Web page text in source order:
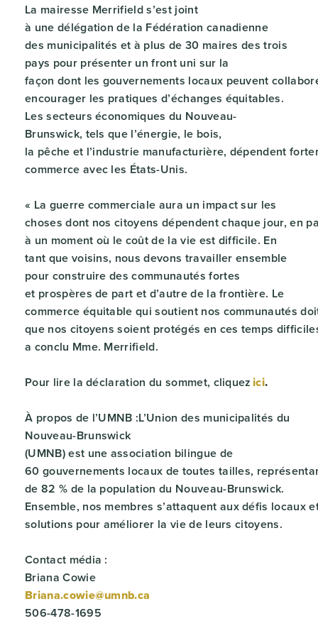
La mairesse Merrifield s’est joint
à une délégation de la Fédération canadienne
des municipalités et à plus de 30 maires des trois
pays pour présenter un front uni sur la
façon dont les gouvernements locaux peuvent
encourager les pratiques d’échanges équitables.
Les secteurs économiques du Nouveau-
Brunswick, tels que l’énergie, le bois,
la pêche et l’industrie manufacturière, dépendent
commerce avec les États-Unis.
« La guerre commerciale aura un impact sur les
choses dont nos citoyens dépendent chaque jour, en
à un moment où le coût de la vie est difficile. En
tant que voisins, nous devons travailler ensemble
pour construire des communautés fortes
et prospères de part et d’autre de la frontière. Le
commerce équitable qui soutient nos communautés
que nos citoyens soient protégés en ces temps
a conclu Mme. Merrifield.
Pour lire la déclaration du sommet, cliquezici.
À propos de l’UMNB :L’Union des municipalités du
Nouveau-Brunswick
(UMNB) est une association bilingue de
60 gouvernements locaux de toutes tailles,
de 82 % de la population du Nouveau-Brunswick.
Ensemble, nos membres s’attaquent aux défis locaux
solutions pour améliorer la vie de leurs citoyens.
Contact média :
Briana Cowie
Briana.cowie@umnb.ca
506-478-1695